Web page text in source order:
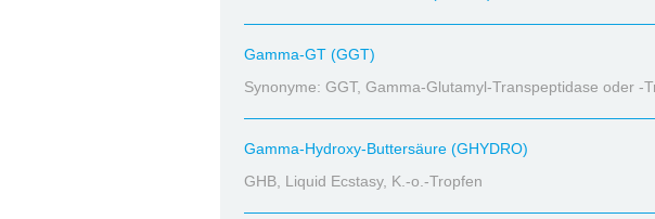
Gamma-GT (GGT)
Synonyme: GGT, Gamma-Glutamyl-Transpeptidase oder -
Gamma-Hydroxy-Buttersäure (GHYDRO)
GHB, Liquid Ecstasy, K.-o.-Tropfen